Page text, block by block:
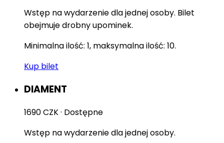
Wstęp na wydarzenie dla jednej osoby. Bilet
obejmuje drobny upominek.
Minimalna ilość: 1, maksymalna ilość: 10.
Kup bilet
DIAMENT
1690 CZK· Dostępne
Wstęp na wydarzenie dla jednej osoby.